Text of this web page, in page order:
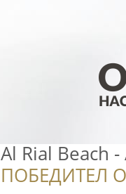
Al Rial Beach
ПОБЕДИТЕЛ